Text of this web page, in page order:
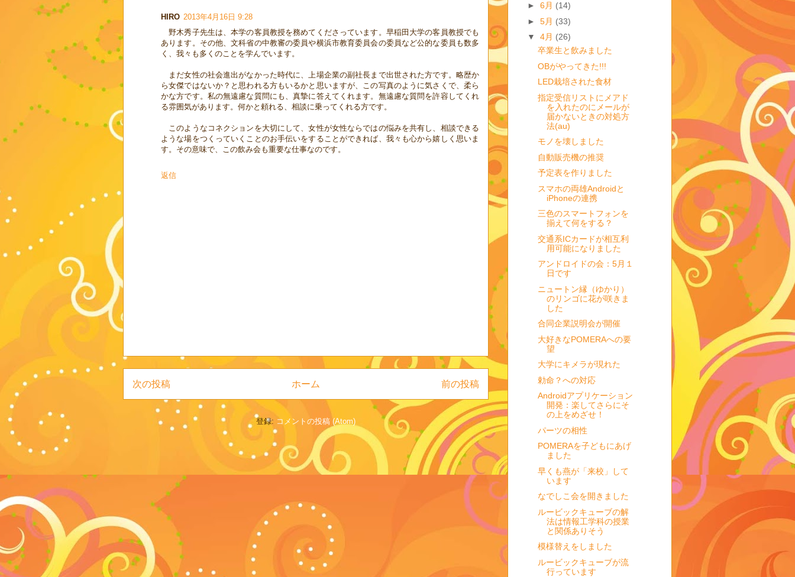
HIRO 2013年4月16日 9:28
野木秀子先生は、本学の客員教授を務めてくださっています。早稲田大学の客員教授でも
あります。その他、文科省の中教審の委員や横浜市教育委員会の委員など公的な委員も数多
く、我々も多くのことを学んでいます。
まだ女性の社会進出がなかった時代に、上場企業の副社長まで出世された方です。略歴か
ら女傑ではないか？と思われる方もいるかと思いますが、この写真のように気さくで、柔ら
かな方です。私の無遠慮な質問にも、真摯に答えてくれます。無遠慮な質問を許容してくれ
る雰囲気があります。何かと頼れる、相談に乗ってくれる方です。
このようなコネクションを大切にして、女性が女性ならではの悩みを共有し、相談できる
ような場をつくっていくことのお手伝いをすることができれば、我々も心から嬉しく思いま
す。その意味で、この飲み会も重要な仕事なのです。
返信
次の投稿 前の投稿
ホーム
登録: コメントの投稿 (Atom)
► 6月 (14)
► 5月 (33)
▼ 4月 (26)
卒業生と飲みました
OBがやってきた!!!
LED栽培された食材
指定受信リストにメアド
を入れたのにメールが
届かないときの対処方
法(au)
モノを壊しました
自動販売機の推奨
予定表を作りました
スマホの両雄Androidと
iPhoneの連携
三色のスマートフォンを
揃えて何をする？
交通系ICカードが相互利
用可能になりました
アンドロイドの会：5月１
日です
ニュートン縁（ゆかり）
のリンゴに花が咲きま
した
合同企業説明会が開催
大好きなPOMERAへの要
望
大学にキメラが現れた
勅命？への対応
Androidアプリケーション
開発：楽してさらにそ
の上をめざせ！
パーツの相性
POMERAを子どもにあげ
ました
早くも燕が「来校」して
います
なでしこ会を開きました
ルービックキューブの解
法は情報工学科の授業
と関係ありそう
模様替えをしました
ルービックキューブが流
行っています